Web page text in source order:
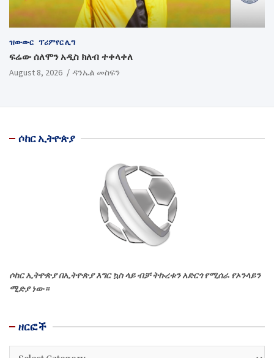
ዝውውር ፕሪምየር ሊግ
ፍሬው ሰለሞን አዲስ ክለብ ተቀላቀለ
August 8, 2026 ዳንኤል መስፍን
ሶከር ኢትዮጵያ
ሶከር ኢትዮጵያ በኢትዮጵያ እግር ኳስ ላይ ብቻ ትኩረቱን አድርጎ የሚሰራ የኦንላይን
ሚድያ ነው።
ዘርፎች
ዘርፎች